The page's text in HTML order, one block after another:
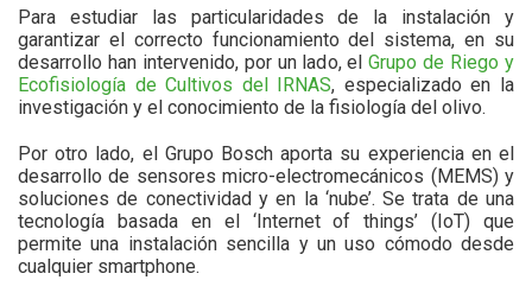
Para estudiar las particularidades de la instalación y
garantizar el correcto funcionamiento del sistema, en su
desarrollo han intervenido, por un lado, elGrupo de Riego y
Ecofisiología de Cultivos del IRNAS, especializado en la
investigación y el conocimiento de la fisiología del olivo.
Por otro lado, el Grupo Bosch aporta su experiencia en el
desarrollo de sensores micro-electromecánicos (MEMS) y
soluciones de conectividad y en la ‘nube’. Se trata de una
tecnología basada en el ‘Internet of things’ (IoT) que
permite una instalación sencilla y un uso cómodo desde
cualquier smartphone.